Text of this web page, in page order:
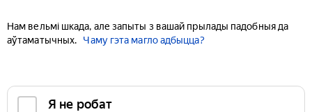
Нам вельмі шкада, але запыты з вашай прылады падобныя да
аўтаматычных.
Чаму гэта магло адбыцца?
Я не робат